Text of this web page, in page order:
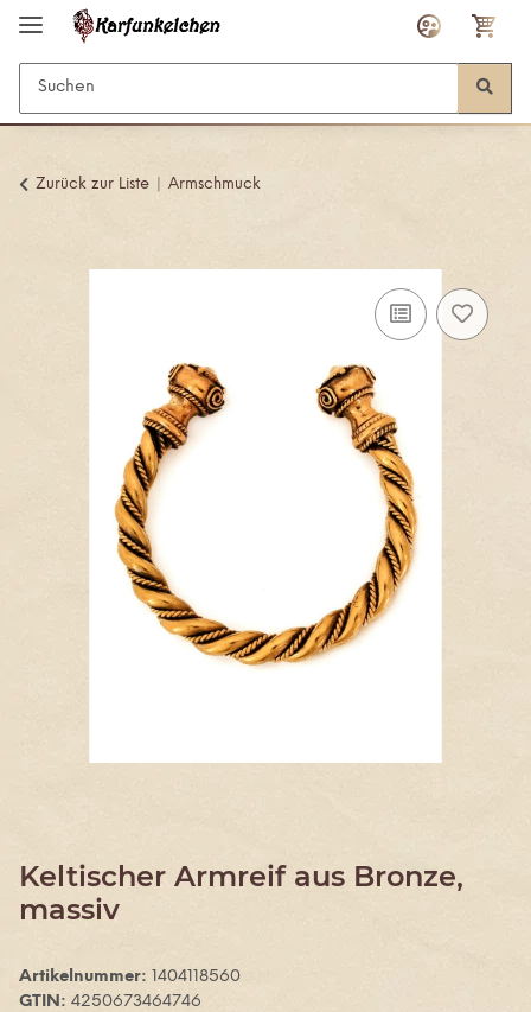
Zurück zur Liste Armschmuck
Keltischer Armreif aus Bronze,
massiv
Artikelnummer:
1404118560
GTIN: 4250673464746